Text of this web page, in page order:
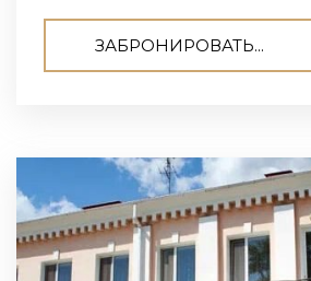
ЗАБРОНИРОВАТЬ...